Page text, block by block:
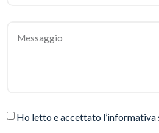
Ho letto e accettato l’informativa